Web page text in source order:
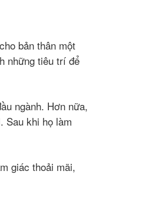
bản thân một
những tiêu trí để
ngành. Hơn nữa,
Sau khi họ làm
giác thoải mãi,